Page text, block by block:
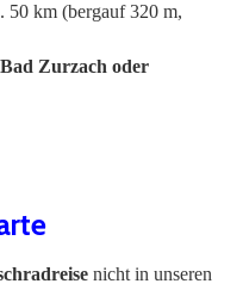
50 km (bergauf 320 m,
Zurzach oder
nicht in unseren